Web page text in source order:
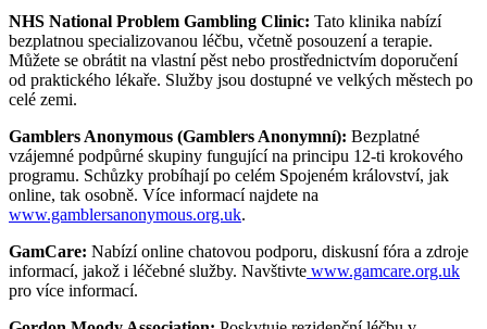
NHS National Problem Gambling Clinic: Tato klinika nabízí
bezplatnou specializovanou léčbu, včetně posouzení a terapie.
Můžete se obrátit na vlastní pěst nebo prostřednictvím doporučení
od praktického lékaře. Služby jsou dostupné ve velkých městech po
celé zemi.
Gamblers Anonymous (Gamblers Anonymní): Bezplatné
vzájemné podpůrné skupiny fungující na principu 12-ti krokového
programu. Schůzky probíhají po celém Spojeném království, jak
online, tak osobně. Více informací najdete na
www.gamblersanonymous.org.uk.
GamCare: Nabízí online chatovou podporu, diskusní fóra a zdroje
informací, jakož i léčebné služby. Navštivte www.gamcare.org.uk
pro více informací.